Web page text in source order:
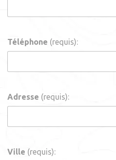
Téléphone (requis):
Adresse (requis):
Ville (requis):